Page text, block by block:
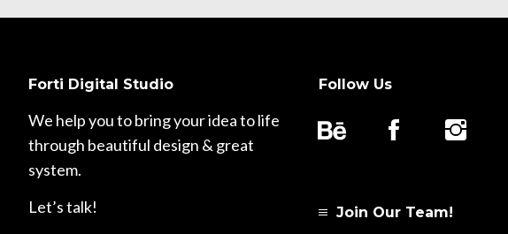
Forti Digital Studio
We help you to bring your idea to life
through beautiful design & great
system.
Let’s talk!
Follow Us
Join Our Team!